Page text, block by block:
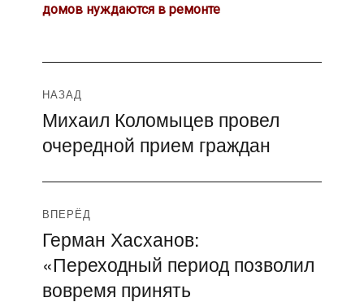
домов нуждаются в ремонте
Навигация
по
записям
НАЗАД
Предыдущая
запись:
Михаил Коломыцев провел
очередной прием граждан
ВПЕРЁД
Следующая
запись:
Герман Хасханов:
«Переходный период позволил
вовремя принять